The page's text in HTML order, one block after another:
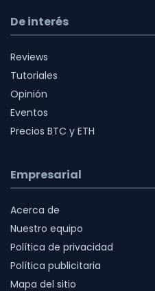
De interés
Reviews
Tutoriales
Opinión
Eventos
Precios BTC y ETH
Empresarial
Acerca de
Nuestro equipo
Política de privacidad
Política publicitaria
Mapa del sitio